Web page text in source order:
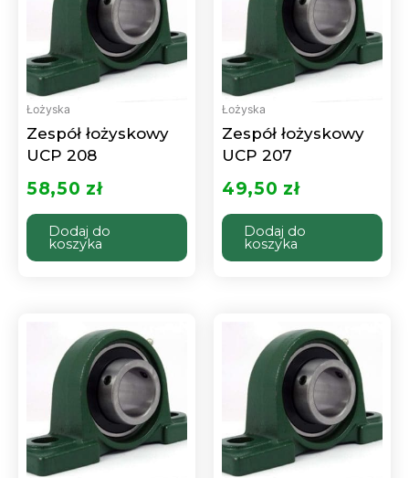
Łożyska
Zespół łożyskowy
UCP 208
58,50 zł
Dodaj do
koszyka
Łożyska
Zespół łożyskowy
UCP 207
49,50 zł
Dodaj do
koszyka